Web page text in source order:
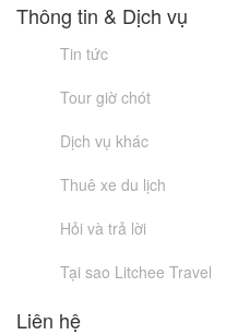
Thông tin & Dịch vụ
Tin tức
Tour giờ chót
Dịch vụ khác
Thuê xe du lịch
Hỏi và trả lời
Tại sao Litchee Travel
Liên hệ